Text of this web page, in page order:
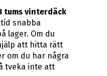
tums vinterdäck
snabba
lager. Om du
att hitta rätt
om du har några
tveka inte att